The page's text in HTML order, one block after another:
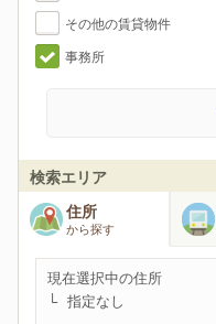
その他の賃貸物件
事務所
検索エリア
住所
から探す
現在選択中の住所
指定なし